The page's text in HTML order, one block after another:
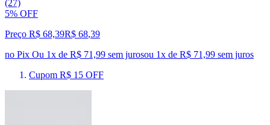
(27)
5% OFF
Preço R$ 68,39R$ 68,39
no Pix Ou 1x de R$ 71,99 sem jurosou 1x de R$ 71,99 sem juros
Cupom R$ 15 OFF